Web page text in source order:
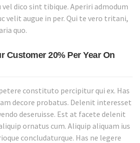
dico sint tibique. Aperiri admodum
velit augue in per. Qui te vero tritani,
quo.
Customer 20% Per Year On
constituto percipitur qui ex. Has
decore probatus. Delenit interesset
deseruisse. Est at facete delenit
ornatus cum. Aliquip aliquam ius
concludaturque. Has ne legere